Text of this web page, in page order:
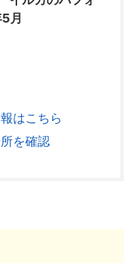
月
はこちら
を確認